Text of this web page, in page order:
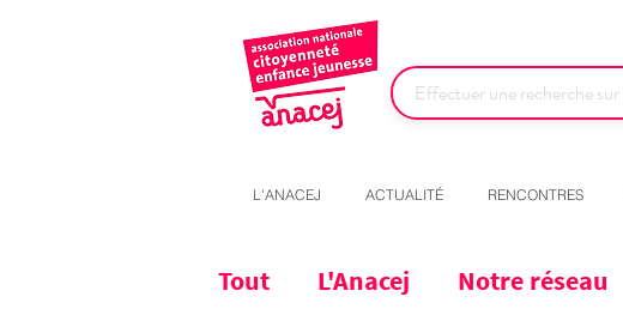
L'ANACEJ ACTUALITÉ RENCONTRES
Tout L'Anacej Notre réseau